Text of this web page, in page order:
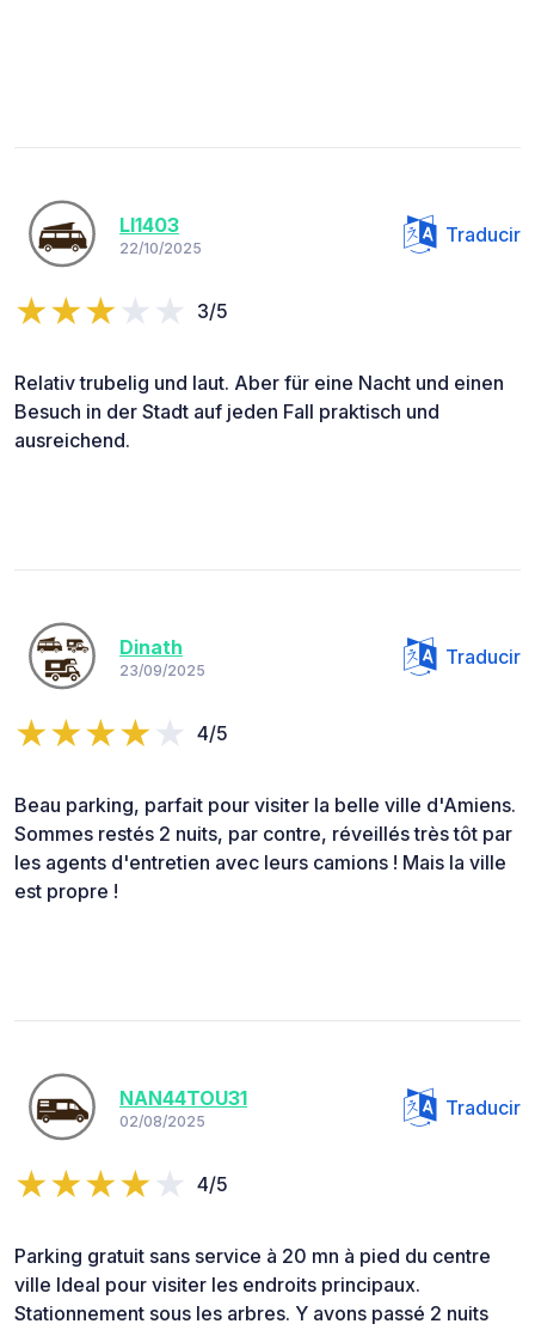
LI1403
22/10/2025
Traducir
3/5
Relativ trubelig und laut. Aber für eine Nacht und einen
Besuch in der Stadt auf jeden Fall praktisch und
ausreichend.
Dinath
23/09/2025
Traducir
4/5
Beau parking, parfait pour visiter la belle ville d'Amiens.
Sommes restés 2 nuits, par contre, réveillés très tôt par
les agents d'entretien avec leurs camions ! Mais la ville
est propre !
NAN44TOU31
02/08/2025
Traducir
4/5
Parking gratuit sans service à 20 mn à pied du centre
ville Ideal pour visiter les endroits principaux.
Stationnement sous les arbres. Y avons passé 2 nuits